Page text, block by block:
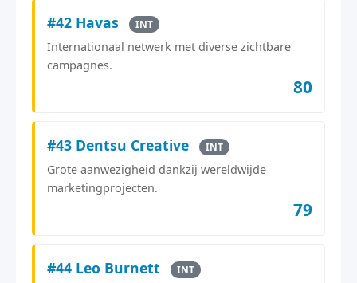
#42 Havas INT
Internationaal netwerk met diverse zichtbare
campagnes.
80
#43 Dentsu Creative INT
Grote aanwezigheid dankzij wereldwijde
marketingprojecten.
79
#44 Leo Burnett INT